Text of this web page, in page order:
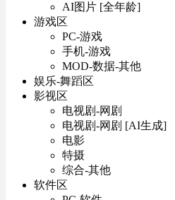
AI图片 [全年龄]
游戏区
PC-游戏
手机-游戏
MOD-数据-其他
娱乐-舞蹈区
影视区
电视剧-网剧
电视剧-网剧 [AI生成]
电影
特摄
综合-其他
软件区